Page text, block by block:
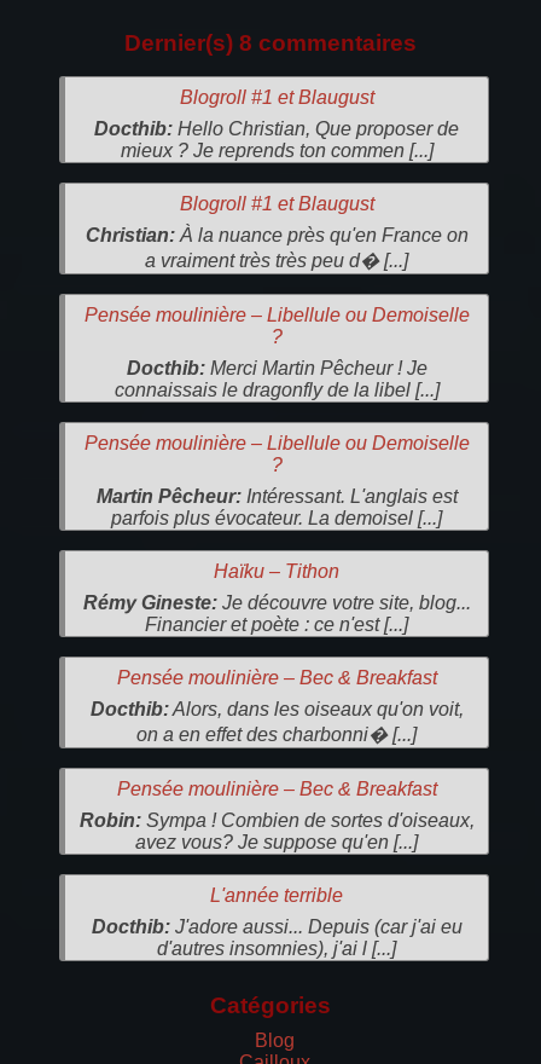
Dernier(s) 8 commentaires
Blogroll #1 et Blaugust
Docthib: Hello Christian, Que proposer de
mieux ? Je reprends ton commen [...]
Blogroll #1 et Blaugust
Christian:À la nuance près qu'en France on
a vraiment très très peu d� [...]
Pensée moulinière – Libellule ou Demoiselle
?
Docthib:Merci Martin Pêcheur ! Je
connaissais le dragonfly de la libel [...]
Pensée moulinière – Libellule ou Demoiselle
?
Martin Pêcheur:Intéressant. L'anglais est
parfois plus évocateur. La demoisel [...]
Haïku – Tithon
Rémy Gineste:Je découvre votre site, blog...
Financier et poète : ce n'est [...]
Pensée moulinière – Bec & Breakfast
Docthib:Alors, dans les oiseaux qu'on voit,
on a en effet des charbonni� [...]
Pensée moulinière – Bec & Breakfast
Robin:Sympa ! Combien de sortes d'oiseaux,
avez vous? Je suppose qu'en [...]
L'année terrible
Docthib:J'adore aussi... Depuis (car j'ai eu
d'autres insomnies), j'ai l [...]
Catégories
Blog